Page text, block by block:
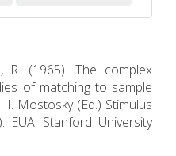
R. (1965). The complex
of matching to sample
Mostosky (Ed.) Stimulus
EUA: Stanford University